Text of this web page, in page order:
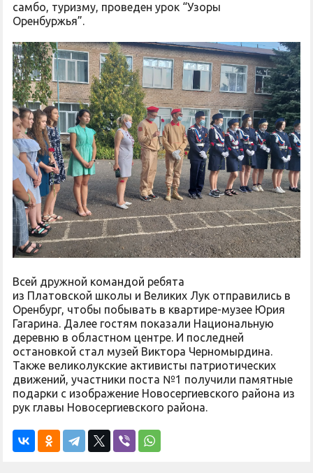
самбо, туризму, проведен урок “Узоры
Оренбуржья”.
Всей дружной командой ребята
из Платовской школы и Великих Лук отправились в
Оренбург, чтобы побывать в квартире-музее Юрия
Гагарина. Далее гостям показали Национальную
деревню в областном центре. И последней
остановкой стал музей Виктора Черномырдина.
Также великолукские активисты патриотических
движений, участники поста №1 получили памятные
подарки с изображение Новосергиевского района из
рук главы Новосергиевского района.